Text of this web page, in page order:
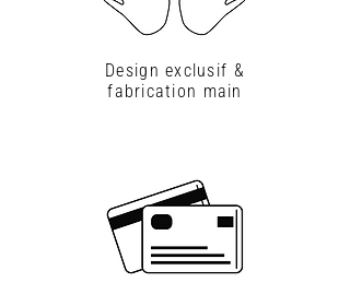
Design exclusif &
fabrication main